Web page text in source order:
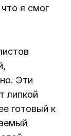
я смог
Эти
липкой
готовый к